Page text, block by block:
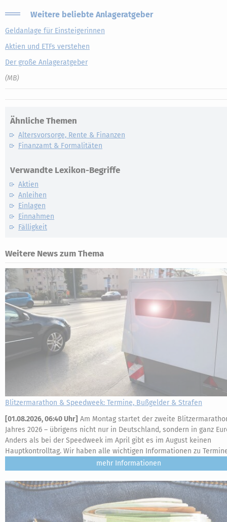
Weitere beliebte Anlageratgeber
Geldanlage für Einsteigerinnen
Aktien und ETFs verstehen
Der große Anlageratgeber
(MB)
Ähnliche Themen
Altersvorsorge, Rente & Finanzen
Finanzamt & Formalitäten
Verwandte Lexikon-Begriffe
Aktien
Anleihen
Einlagen
Einnahmen
Fälligkeit
Weitere News zum Thema
Blitzermarathon & Speedweek: Termine, Bußgelder & Strafen
[01.08.2026, 06:40 Uhr] Am Montag startet der zweite
Jahres 2026 – übrigens nicht nur in Deutschland, sondern in ganz
Anders als bei der Speedweek im April gibt es im August keinen
Hauptkontrolltag. Wir haben alle wichtigen Informationen zu
mehr